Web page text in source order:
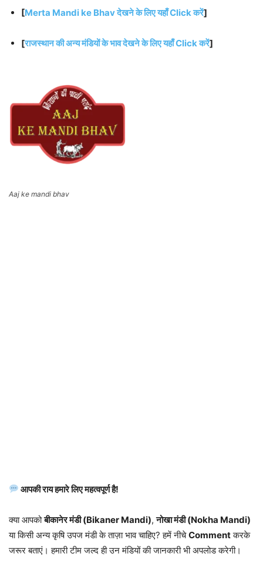
[Merta Mandi ke Bhav देखने के लिए यहाँ Click करें]
[राजस्थान की अन्य मंडियों के भाव देखने के लिए यहाँ Click करें]
Aaj ke mandi bhav
आपकी राय हमारे लिए महत्वपूर्ण है!
क्या आपकोबीकानेर मंडी (Bikaner Mandi),नोखा मंडी (Nokha Mandi)
या किसी अन्य कृषि उपज मंडी के ताज़ा भाव चाहिए? हमें नीचेCommentकरके
जरूर बताएं। हमारी टीम जल्द ही उन मंडियों की जानकारी भी अपलोड करेगी।